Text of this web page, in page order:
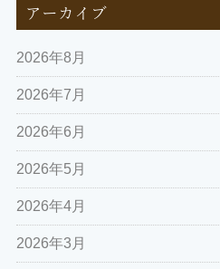
アーカイブ
2026年8月
2026年7月
2026年6月
2026年5月
2026年4月
2026年3月